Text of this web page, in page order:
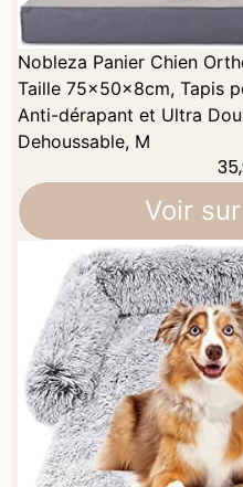
Nobleza Panier Chien
Taille 75x50x8cm, Tapis
Anti-dérapant et Ultra
Dehoussable, M
Voir